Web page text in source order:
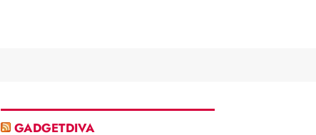
GADGETDIVA